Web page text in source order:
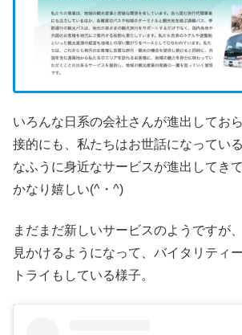
いろんな日系の会社さんが進出してお
接的にも、私たちはお世話になってい
なふうに身近なサービスが進出してき
かなり嬉しい(^・^)
まだまだ新しいサービスのようですが
見かけるようになって、バイタリティ
トライもしている様子。